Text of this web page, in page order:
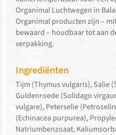
Organimal Luchtwegen in
Organimal producten zijn –
bewaard – houdbaar tot aan
verpakking.
Ingrediënten
Tijm (Thymus vulgaris), Salie
Guldenroede (Solidago
vulgare), Peterselie
(Echinacea purpurea),
Natriumbenzoaat,